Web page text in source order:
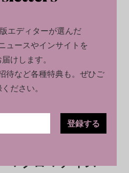
2025.01.13
マブロマティス
エディターが選んだ
ュースやインサイトを
けします。
待など各種特典も。ぜひご
ださい。
登録する